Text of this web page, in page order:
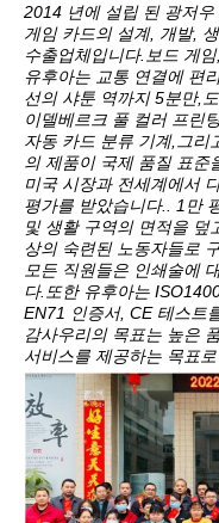
2014 년에 설립 된 광저
게임 카드의 설계, 개발,
수출업체입니다.보드 게
유후아는 교통 연결에 편
선의 샤툰 역까지 5분만,
이델베르크 풀 컬러 프린
자동 카드 분류 기계,그리
의 제품이 국제 품질 표준
미국 시장과 전세계에서
평가를 받았습니다.. 1만
및 생활 구역의 면적을 덮
상의 숙련된 노동자들로
모든 직원들은 인쇄술에
다.또한 유후아는
EN71 인증서, CE 테스트
감사우리의 목표는 높은
서비스를 제공하는 목표